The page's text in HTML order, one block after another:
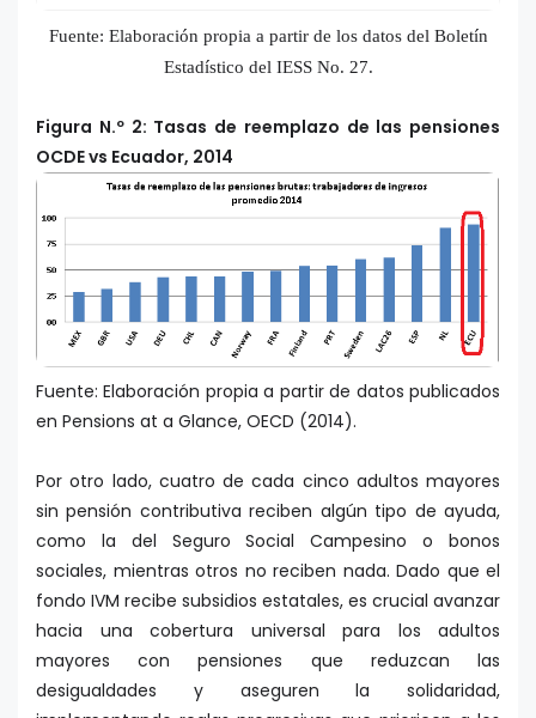
Fuente: Elaboración propia a partir de los datos del Boletín
Estadístico del IESS No. 27.
Figura N.º 2: Tasas de reemplazo de las pensiones
OCDE vs Ecuador, 2014
Fuente: Elaboración propia a partir de datos publicados
en Pensions at a Glance, OECD (2014).
Por otro lado, cuatro de cada cinco adultos mayores
sin pensión contributiva reciben algún tipo de ayuda,
como la del Seguro Social Campesino o bonos
sociales, mientras otros no reciben nada. Dado que el
fondo IVM recibe subsidios estatales, es crucial avanzar
hacia una cobertura universal para los adultos
mayores con pensiones que reduzcan las
desigualdades y aseguren la solidaridad,